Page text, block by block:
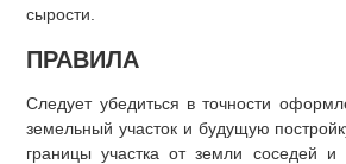
сырости.
ПРАВИЛА
Следует убедиться в точности
земельный участок и будущую
границы участка от земли соседей и